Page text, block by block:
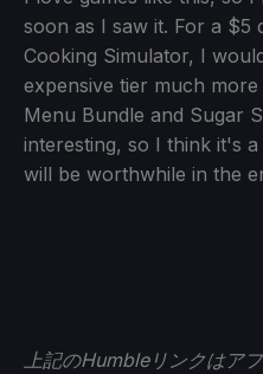
soon as I saw it. For a $5
Cooking Simulator, I
expensive tier much
Menu Bundle and Sugar
interesting, so I think it's
will be worthwhile in the
上記のHumbleリンクはア